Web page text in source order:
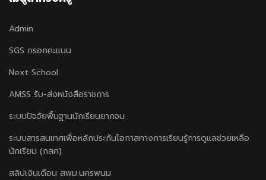
Admin
SGS กรอกคะแนน
Next School
AMSS รับ-ส่งหนังสือราชการ
ระบบปัจจัยพื้นฐานนักเรียนยากจน
ระบบสารสนเทศเพื่อหลักประกันโอกาสทางการเรียนรู้การดูแลช่วยเหลือ
นักเรียน (กสศ)
สลิปเงินเดือน สพม.นครพนม